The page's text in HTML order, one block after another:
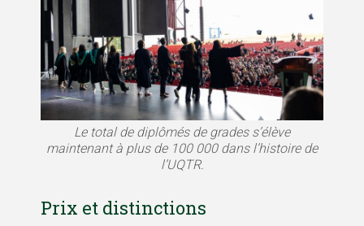
Le total de diplômés de grades s’élève
maintenant à plus de 100 000 dans l’histoire de
l’UQTR.
Prix et distinctions